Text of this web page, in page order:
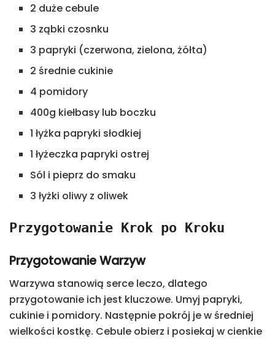
2 duże cebule
3 ząbki czosnku
3 papryki (czerwona, zielona, żółta)
2 średnie cukinie
4 pomidory
400g kiełbasy lub boczku
1 łyżka papryki słodkiej
1 łyżeczka papryki ostrej
Sól i pieprz do smaku
3 łyżki oliwy z oliwek
Przygotowanie Krok po Kroku
Przygotowanie Warzyw
Warzywa stanowią serce leczo, dlatego
przygotowanie ich jest kluczowe. Umyj papryki,
cukinie i pomidory. Następnie pokrój je w średniej
wielkości kostkę. Cebule obierz i posiekaj w cienkie